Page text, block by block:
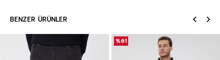
BENZER ÜRÜNLER
%61